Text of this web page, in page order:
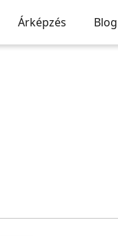
Árképzés Blog